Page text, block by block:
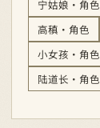
宁姑娘 · 角色
高稹 · 角色
小女孩 · 角色
陆道长 · 角色